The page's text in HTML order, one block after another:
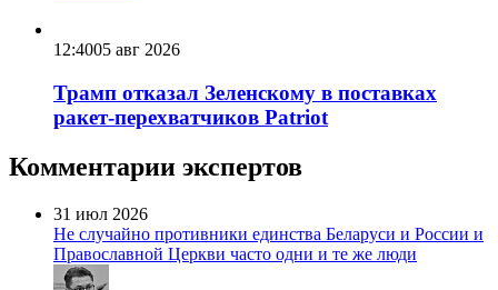
12:4005 авг 2026
Трамп отказал Зеленскому в поставках
ракет-перехватчиков Patriot
Комментарии экспертов
31 июл 2026
Не случайно противники единства Беларуси и России и
Православной Церкви часто одни и те же люди